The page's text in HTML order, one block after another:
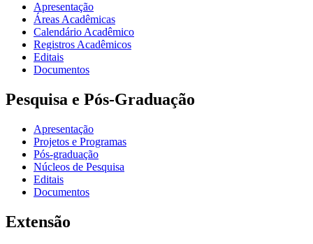
Apresentação
Áreas Acadêmicas
Calendário Acadêmico
Registros Acadêmicos
Editais
Documentos
Pesquisa e Pós-Graduação
Apresentação
Projetos e Programas
Pós-graduação
Núcleos de Pesquisa
Editais
Documentos
Extensão